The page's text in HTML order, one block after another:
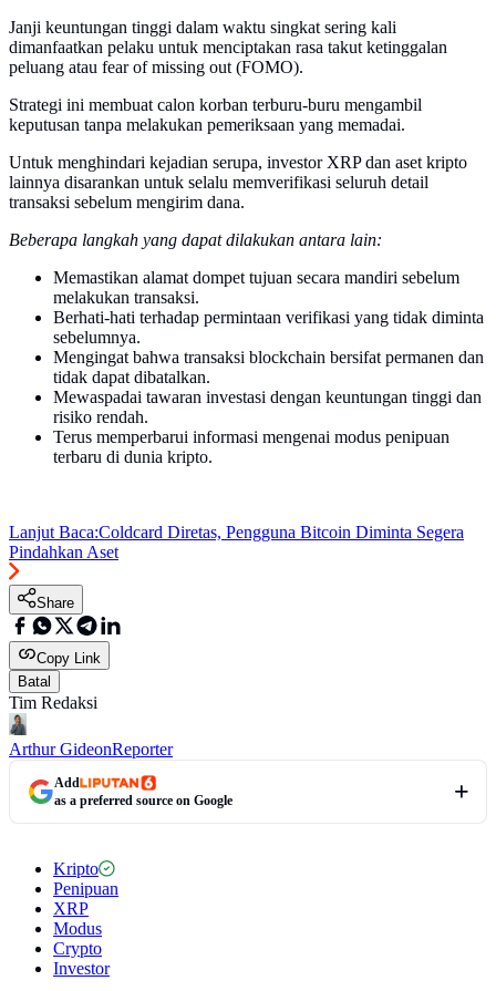
Janji keuntungan tinggi dalam waktu singkat sering kali
dimanfaatkan pelaku untuk menciptakan rasa takut ketinggalan
peluang atau fear of missing out (FOMO).
Strategi ini membuat calon korban terburu-buru mengambil
keputusan tanpa melakukan pemeriksaan yang memadai.
Untuk menghindari kejadian serupa, investor XRP dan aset kripto
lainnya disarankan untuk selalu memverifikasi seluruh detail
transaksi sebelum mengirim dana.
Beberapa langkah yang dapat dilakukan antara lain:
Memastikan alamat dompet tujuan secara mandiri sebelum
melakukan transaksi.
Berhati-hati terhadap permintaan verifikasi yang tidak diminta
sebelumnya.
Mengingat bahwa transaksi blockchain bersifat permanen dan
tidak dapat dibatalkan.
Mewaspadai tawaran investasi dengan keuntungan tinggi dan
risiko rendah.
Terus memperbarui informasi mengenai modus penipuan
terbaru di dunia kripto.
Lanjut Baca:Coldcard Diretas, Pengguna Bitcoin Diminta Segera
Pindahkan Aset
Share
Copy Link
Batal
Tim Redaksi
Arthur GideonReporter
Add
as a preferred source on Google
Kripto
Penipuan
XRP
Modus
Crypto
Investor